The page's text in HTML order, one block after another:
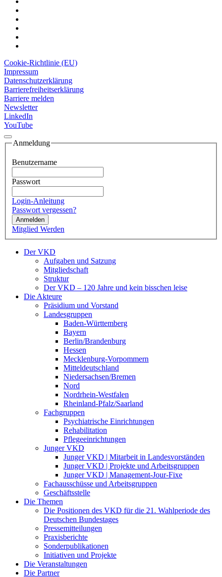
Cookie-Richtlinie (EU)
Impressum
Datenschutzerklärung
Barrierefreiheitserklärung
Barriere melden
Newsletter
LinkedIn
YouTube
Anmeldung
Benutzername
Passwort
Login-Anleitung
Passwort vergessen?
Anmelden
Mitglied Werden
Der VKD
Aufgaben und Satzung
Mitgliedschaft
Struktur
Der VKD – 120 Jahre und kein bisschen leise
Die Akteure
Präsidium und Vorstand
Landesgruppen
Baden-Württemberg
Bayern
Berlin/Brandenburg
Hessen
Mecklenburg-Vorpommern
Mitteldeutschland
Niedersachsen/Bremen
Nord
Nordrhein-Westfalen
Rheinland-Pfalz/Saarland
Fachgruppen
Psychiatrische Einrichtungen
Rehabilitation
Pflegeeinrichtungen
Junger VKD
Junger VKD | Mitarbeit in Landesvorständen
Junger VKD | Projekte und Arbeitsgruppen
Junger VKD | Management-Jour-Fixe
Fachausschüsse und Arbeitsgruppen
Geschäftsstelle
Die Themen
Die Positionen des VKD für die 21. Wahlperiode des
Deutschen Bundestages
Pressemitteilungen
Praxisberichte
Sonderpublikationen
Initiativen und Projekte
Die Veranstaltungen
Die Partner